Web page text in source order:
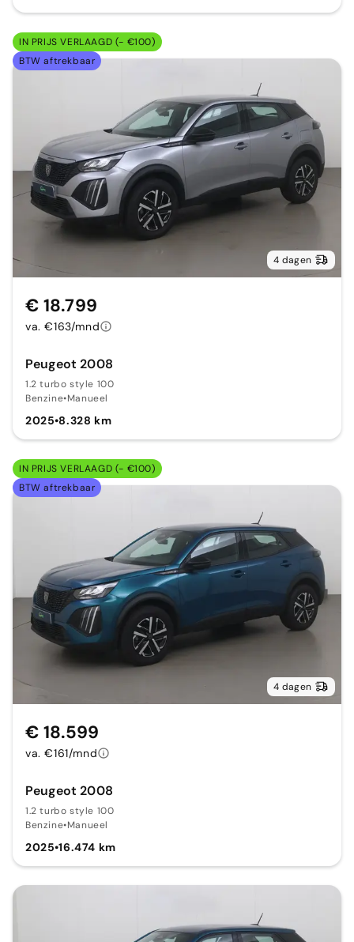
IN PRIJS VERLAAGD (- €100)
BTW aftrekbaar
4 dagen
Peugeot 2008
1.2 turbo style 100
Benzine•Manueel
2025•8.328 km
€ 18.799
va. €163/mnd
IN PRIJS VERLAAGD (- €100)
BTW aftrekbaar
4 dagen
Peugeot 2008
1.2 turbo style 100
Benzine•Manueel
2025•16.474 km
€ 18.599
va. €161/mnd